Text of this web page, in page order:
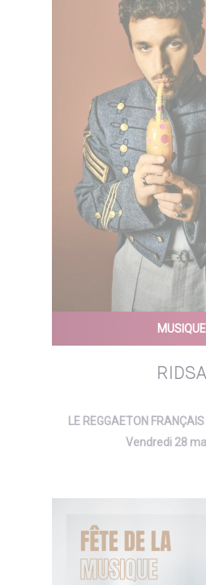
MUSIQUE
RIDSA
LE REGGAETON
Vendredi 28